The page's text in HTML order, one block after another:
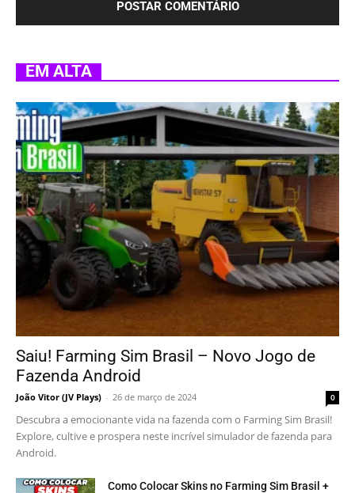
EM ALTA
Saiu! Farming Sim Brasil – Novo Jogo de
Fazenda Android
João Vitor (JV Plays) - 26 de março de 2024 0
Descubra a emocionante vida na fazenda com o Farming Sim Brasil!
Explore, cultive e prospera neste incrível simulador de fazenda para
Android.
Como Colocar Skins no Farming Sim Brasil +